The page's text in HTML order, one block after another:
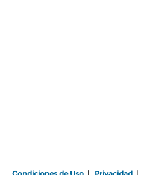
Condiciones de Uso | Privacidad |